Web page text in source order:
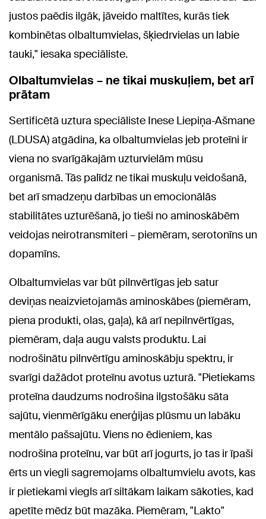
justos paēdis ilgāk, jāveido maltītes, kurās tiek
kombinētas olbaltumvielas, šķiedrvielas un labie
tauki," iesaka speciāliste.
Olbaltumvielas – ne tikai muskuļiem, bet arī
prātam
Sertificētā uztura speciāliste Inese Liepiņa-Ašmane
(LDUSA) atgādina, ka olbaltumvielas jeb proteīni ir
viena no svarīgākajām uzturvielām mūsu
organismā. Tās palīdz ne tikai muskuļu veidošanā,
bet arī smadzeņu darbības un emocionālās
stabilitātes uzturēšanā, jo tieši no aminoskābēm
veidojas neirotransmiteri – piemēram, serotonīns un
dopamīns.
Olbaltumvielas var būt pilnvērtīgas jeb satur
deviņas neaizvietojamās aminoskābes (piemēram,
piena produkti, olas, gaļa), kā arī nepilnvērtīgas,
piemēram, daļa augu valsts produktu. Lai
nodrošinātu pilnvērtīgu aminoskābju spektru, ir
svarīgi dažādot proteīnu avotus uzturā. "Pietiekams
proteīna daudzums nodrošina ilgstošāku sāta
sajūtu, vienmērīgāku enerģijas plūsmu un labāku
mentālo pašsajūtu. Viens no ēdieniem, kas
nodrošina proteīnu, var būt arī jogurts, jo tas ir īpaši
ērts un viegli sagremojams olbaltumvielu avots, kas
ir pietiekami viegls arī siltākam laikam sākoties, kad
apetīte mēdz būt mazāka. Piemēram, "Lakto"